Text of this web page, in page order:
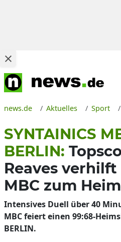
news.de Aktuelles Sport
SYNTAINICS
BERLIN:
Reaves verhilft
MBC zum
Intensives Duell über 40
MBC feiert einen 99:68-
BERLIN.